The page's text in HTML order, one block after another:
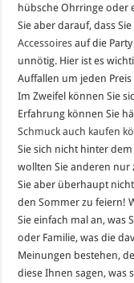
hübsche Ohrringe oder
Sie aber darauf, dass
Accessoires auf die
unnötig. Hier ist es
Auffallen um jeden
Im Zweifel können Sie
Erfahrung können Sie
Schmuck auch kaufen
Sie sich nicht hinter
wollten Sie anderen nur
Sie aber überhaupt
den Sommer zu feiern!
Sie einfach mal an, was
oder Familie, was die
Meinungen bestehen,
diese Ihnen sagen, was